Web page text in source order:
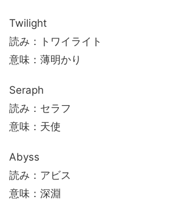
Twilight
読み：トワイライト
意味：薄明かり
Seraph
読み：セラフ
意味：天使
Abyss
読み：アビス
意味：深淵